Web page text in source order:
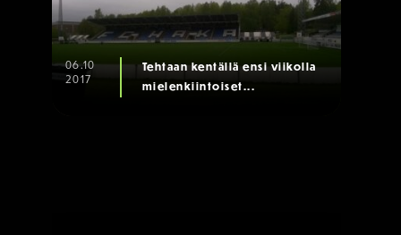
06.10
2017
Tehtaan kentällä ensi viikolla
mielenkiintoiset...